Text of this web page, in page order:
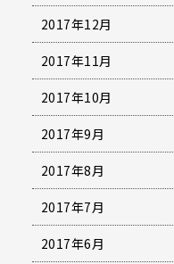
2017年12月
2017年11月
2017年10月
2017年9月
2017年8月
2017年7月
2017年6月